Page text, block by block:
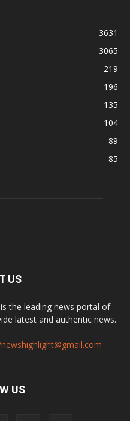
3631
3065
219
196
135
104
89
85
US
the leading news portal of
latest and authentic news.
US